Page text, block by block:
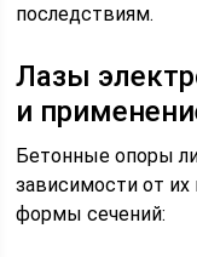
последствиям.
Лазы
и
Бетонные опоры
зависимости от их
формы сечений: